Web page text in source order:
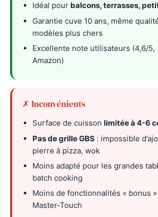
Idéal pour balcons, terrasses,
Garantie cuve 10 ans, même
modèles plus chers
Excellente note utilisateurs (4,6/5,
Amazon)
✗ Inconvénients
Surface de cuisson limitée à 4-6
Pas de grille GBS : impossible
pierre à pizza, wok
Moins adapté pour les grandes
batch cooking
Moins de fonctionnalités « bonus
Master-Touch